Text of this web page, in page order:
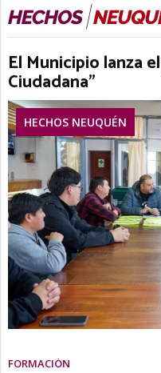
El Municipio lanza
Ciudadana”
HECHOS NEUQUÉN
FORMACIÓN